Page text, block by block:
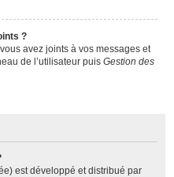
?
avez joints à vos messages et
de l’utilisateur puis Gestion des
est développé et distribué par